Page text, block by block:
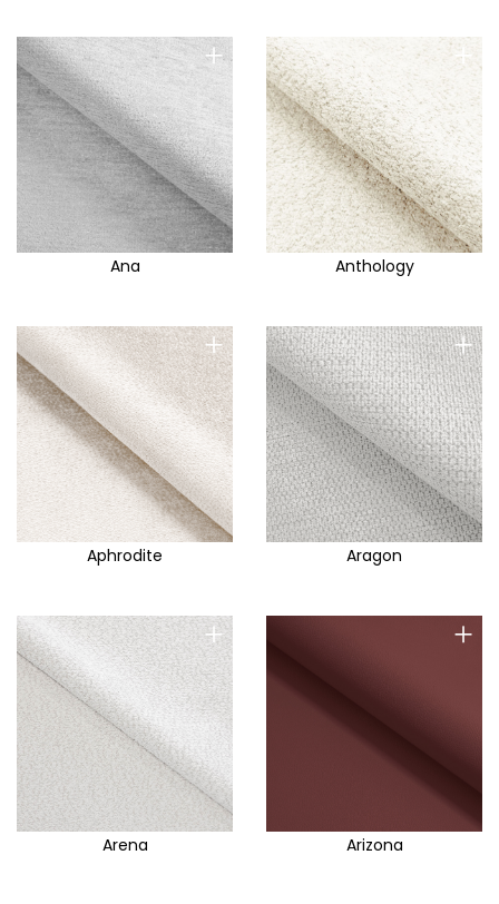
Casa
Castel
Catch me
Centauri
Chanel
Chester
Chill me
City
Cloud
Club
Club E
Coco
Comfi
Comfort
Cortina
Cosmic
Costa
Cosy
Cover Me
Crem
Cremona
+
Ana
+
Anthology
+
Aphrodite
+
Aragon
+
Arena
+
Arizona